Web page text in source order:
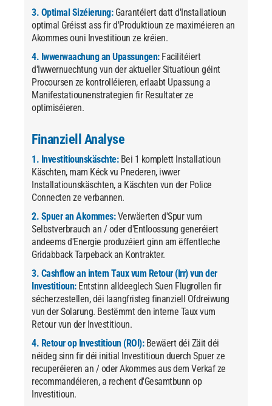
3. Optimal Sizéierung: Garantéiert datt d'Installatioun
optimal Gréisst ass fir d'Produktioun ze maximéieren an
Akommes ouni Investitioun ze kréien.
4. Iwwerwaachung an Upassungen: Facilitéiert
d'Iwwernuechtung vun der aktueller Situatioun géint
Procoursen ze kontrolléieren, erlaabt Upassung a
Manifestatiounenstrategien fir Resultater ze
optimiséieren.
Finanziell Analyse
1. Investitiounskäschte: Bei 1 komplett Installatioun
Käschten, mam Kéck vu Pnederen, iwwer
Installatiounskäschten, a Käschten vun der Police
Connecten ze verbannen.
2. Spuer an Akommes: Verwäerten d'Spur vum
Selbstverbrauch an / oder d'Entloossung generéiert
andeems d'Energie produzéiert ginn am ëffentleche
Gridabback Tarpeback an Kontrakter.
3. Cashflow an intern Taux vum Retour (Irr) vun der
Investitioun: Entstinn alldeeglech Suen Flugrollen fir
sécherzestellen, déi laangfristeg finanziell Ofdreiwung
vun der Solarung. Bestëmmt den interne Taux vum
Retour vun der Investitioun.
4. Retour op Investitioun (ROI): Bewäert déi Zäit déi
néideg sinn fir déi initial Investitioun duerch Spuer ze
recuperéieren an / oder Akommes aus dem Verkaf ze
recommandéieren, a rechent d'Gesamtbunn op
Investitioun.